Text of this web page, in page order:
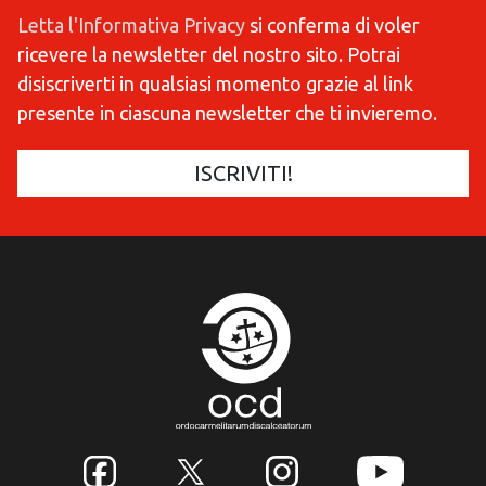
Letta l'Informativa Privacy si conferma di voler
ricevere la newsletter del nostro sito. Potrai
disiscriverti in qualsiasi momento grazie al link
presente in ciascuna newsletter che ti invieremo.